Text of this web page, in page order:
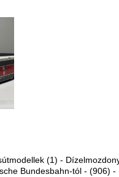
(1) -
Bundesbahn-tól - (906) -